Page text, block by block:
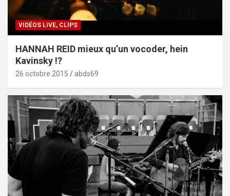
VIDÉOS LIVE, CLIPS
HANNAH REID mieux qu’un vocoder, hein
Kavinsky !?
26 octobre 2015 abds69